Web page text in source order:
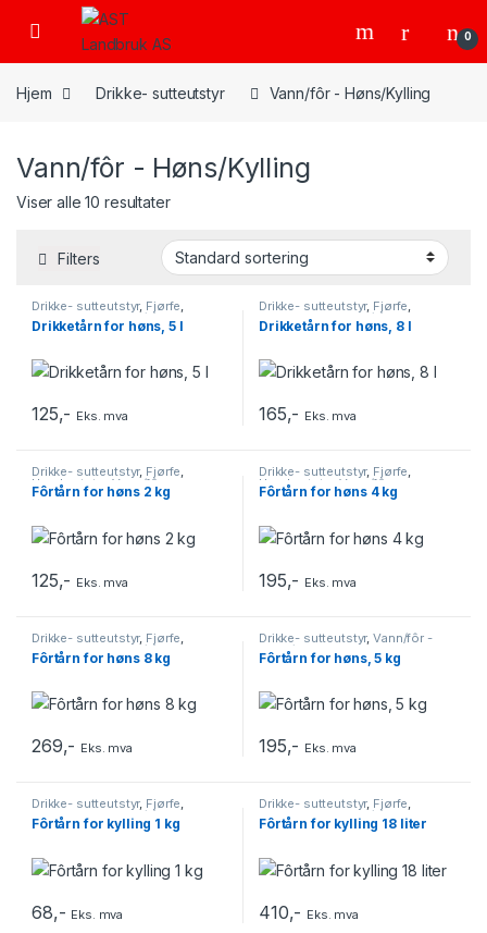
Skip to navigation
Skip to content
Open 0
Hjem Drikke- sutteutstyr Vann/fôr - Høns/Kylling
Vann/fôr - Høns/Kylling
Viser alle 10 resultater
Filters
Drikke- sutteutstyr, Fjørfe,
Husdyrutstyr, Vann/fôr -
Høns/Kylling
Drikketårn for høns, 5 l
125,- Eks. mva
Drikke- sutteutstyr, Fjørfe,
Husdyrutstyr, Vann/fôr -
Høns/Kylling
Drikketårn for høns, 8 l
165,- Eks. mva
Drikke- sutteutstyr, Fjørfe,
Husdyrutstyr ,Vann/fôr -
Høns/Kylling
Fôrtårn for høns 2 kg
125,- Eks. mva
Drikke- sutteutstyr, Fjørfe,
Husdyrutstyr ,Vann/fôr -
Høns/Kylling
Fôrtårn for høns 4 kg
195,- Eks. mva
Drikke- sutteutstyr, Fjørfe
Husdyrutstyr Vann/fôr -
Høns/Kylling
Fôrtårn for høns 8 kg
269,- Eks. mva
Drikke- sutteutstyr,Vann/fôr -
Høns/Kylling
Fôrtårn for høns, 5 kg
195,- Eks. mva
Drikke- sutteutstyr, Fjørfe,
Husdyrutstyr , Vann/fôr -
Høns/Kylling
Fôrtårn for kylling 1 kg
68,- Eks. mva
Drikke- sutteutstyr, Fjørfe,
Husdyrutstyr , Vann/fôr -
Høns/Kylling
Fôrtårn for kylling 18 liter
410,- Eks. mva